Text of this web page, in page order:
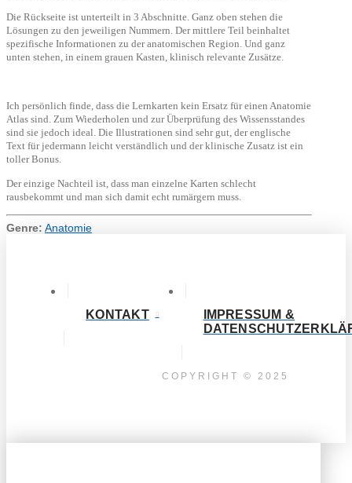
Die Rückseite ist unterteilt in 3 Abschnitte. Ganz oben stehen die
Lösungen zu den jeweiligen Nummern. Der mittlere Teil beinhaltet
spezifische Informationen zu der anatomischen Region. Und ganz
unten stehen, in einem grauen Kasten, klinisch relevante Zusätze.
Ich persönlich finde, dass die Lernkarten kein Ersatz für einen Anatomie
Atlas sind. Zum Wiederholen und zur Überprüfung des Wissensstandes
sind sie jedoch ideal. Die Illustrationen sind sehr gut, der englische
Text für jedermann leicht verständlich und der klinische Zusatz ist ein
toller Bonus.
Der einzige Nachteil ist, dass man einzelne Karten schlecht
rausbekommt und man sich damit echt rumärgern muss.
Genre: Anatomie
KONTAKT
IMPRESSUM &
COPYRIGHT © 2025